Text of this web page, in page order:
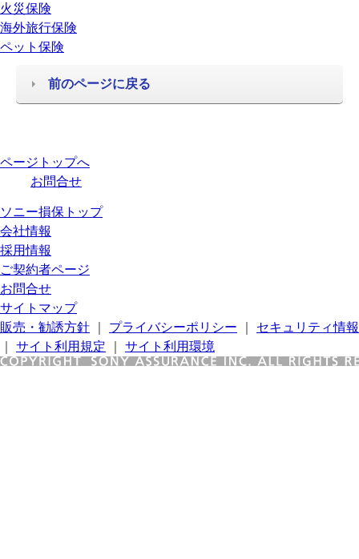
火災保険
海外旅行保険
ペット保険
前のページに戻る
ページトップへ
お問合せ
ソニー損保トップ
会社情報
採用情報
ご契約者ページ
お問合せ
サイトマップ
販売・勧誘方針
プライバシーポリシー
セキュリティ情報
サイト利用規定 サイト利用環境